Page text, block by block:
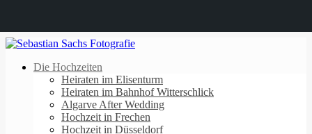
Die Hochzeiten
Heiraten im Elisenturm
Heiraten im Bahnhof Witterschlick
Algarve After Wedding
Hochzeit in Frechen
Hochzeit in Düsseldorf